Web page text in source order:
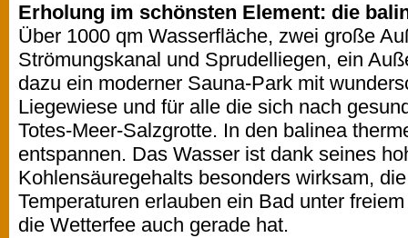
Erholung im schönsten Element: die
Über 1000 qm Wasserfläche, zwei große
Strömungskanal und Sprudelliegen, ein
dazu ein moderner Sauna-Park mit
Liegewiese und für alle die sich nach
Totes-Meer-Salzgrotte. In den balinea
entspannen. Das Wasser ist dank seines
Kohlensäuregehalts besonders wirksam,
Temperaturen erlauben ein Bad unter
die Wetterfee auch gerade hat.